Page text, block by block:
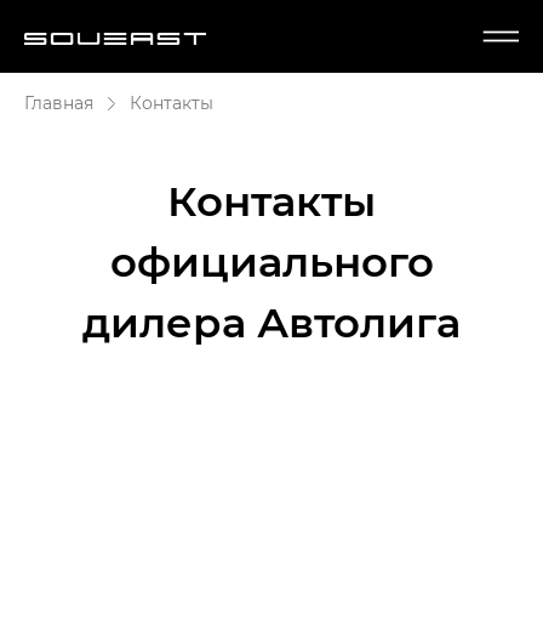
Главная Контакты
Контакты
официального
дилера Автолига